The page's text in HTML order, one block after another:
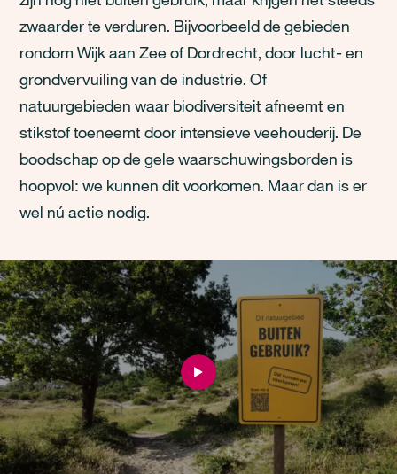
zwaarder te verduren. Bijvoorbeeld de gebieden
rondom Wijk aan Zee of Dordrecht, door lucht- en
grondvervuiling van de industrie. Of
natuurgebieden waar biodiversiteit afneemt en
stikstof toeneemt door intensieve veehouderij. De
boodschap op de gele waarschuwingsborden is
hoopvol: we kunnen dit voorkomen. Maar dan is er
wel nú actie nodig.